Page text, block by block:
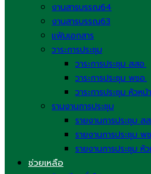
งานสารบรรณ64
งานสารบรรณ63
แฟ้มเอกสาร
วาระการประชุม
วาระการประชุม สสอ.
วาระการประชุม พชอ.
วาระการประชุม หัวห
รานงานการประชุม
รายงานการประชุม ส
รายงานการประชุม พ
รายงานการประชุม หั
ช่วยเหลือ